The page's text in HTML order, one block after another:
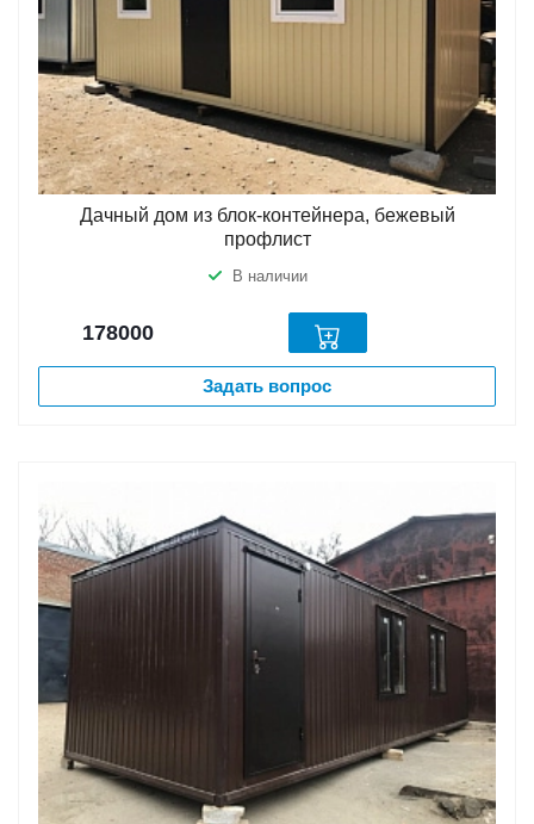
Дачный дом из блок-контейнера, бежевый
профлист
В наличии
178000
Задать вопрос